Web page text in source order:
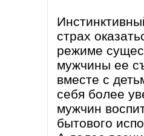
страх
режиме
мужчины ее
вместе с
себя более
мужчин
бытового